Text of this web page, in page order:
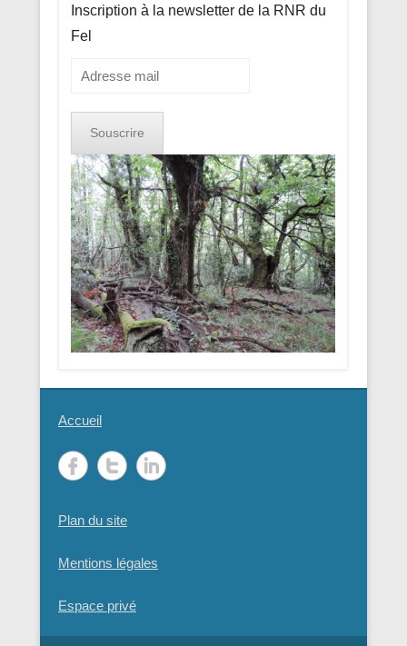
Inscription à la newsletter de la RNR du
Fel
Accueil
Plan du site
Mentions légales
Espace privé